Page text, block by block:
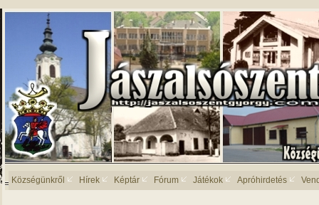
Községünkről Hírek Képtár Fórum Játékok Apróhirdetés